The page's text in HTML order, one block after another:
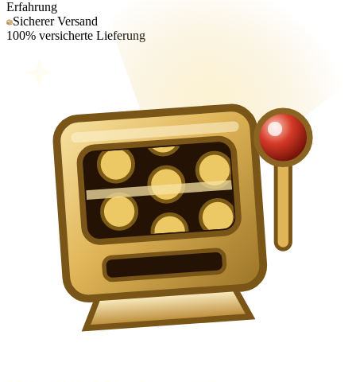
Erfahrung
Sicherer Versand
100% versicherte Lieferung